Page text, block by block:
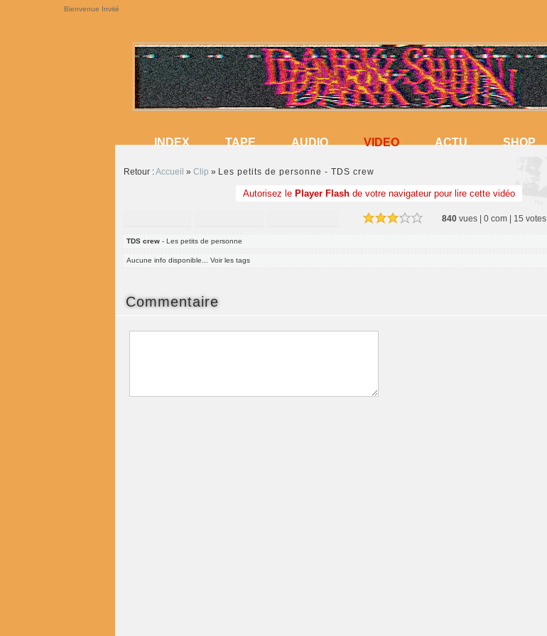
Bienvenue Invité
SHOP
ACTU
VIDEO
VIDEO
AUDIO
AUDIO
TAPE
TAPE
INDEX
INDEX
Retour :Accueil » Clip » Les petits de personne - TDS crew
Autorisez le Player Flash de votre navigateur pour lire cette vidéo
840 vues | 0 com | 15 votes
TDS crew - Les petits de personne
Aucune info disponible... Voir les tags
Commentaire